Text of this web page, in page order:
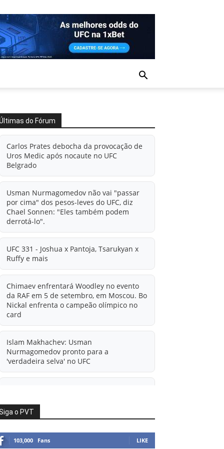
do Fórum
Carlos Prates debocha da provocação de
Uros Medic após nocaute no UFC
Belgrado
Usman Nurmagomedov não vai "passar
por cima" dos pesos-leves do UFC, diz
Chael Sonnen: "Eles também podem
derrotá-lo".
UFC 331 - Joshua x Pantoja, Tsarukyan x
Ruffy e mais
Chimaev enfrentará Woodley no evento
da RAF em 5 de setembro, em Moscou. Bo
Nickal enfrenta o campeão olímpico no
card
Islam Makhachev: Usman
Nurmagomedov pronto para a
'verdadeira selva' no UFC
informações sobre possível mudança
para o UFC após novas negociações.
Islam Makhachev: Há concorrentes
o PVT
103,000 Fans LIKE